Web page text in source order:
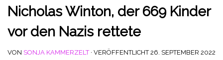
Nicholas Winton, der 669 Kinder
vor den Nazis rettete
VON SONJA KAMMERZELT · VERÖFFENTLICHT26. SEPTEMBER 2022